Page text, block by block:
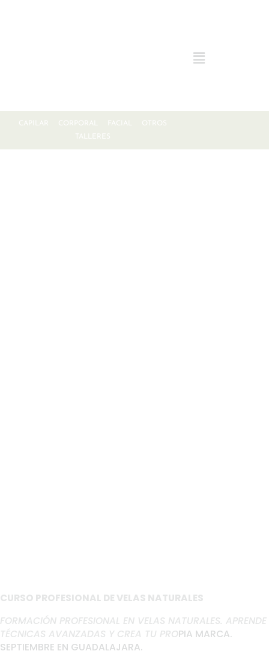
CAPILAR CORPORAL FACIAL
OTROS
TALLERES
CURSO PROFESIONAL DE VELAS NATURALES
FORMACIÓN PROFESIONAL EN VELAS NATURALES. APRENDE
TÉCNICAS AVANZADAS Y CREA TU PROPIA MARCA.
SEPTIEMBRE EN GUADALAJARA.